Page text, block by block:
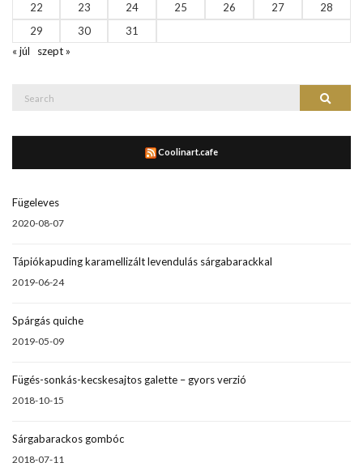
22
23 24 25 26 27
28
29
30
31
« júl
szept »
Search
Search
Coolinart.cafe
Fügeleves
2020-08-07
Tápiókapuding karamellizált levendulás sárgabarackkal
2019-06-24
Spárgás quiche
2019-05-09
Fügés-sonkás-kecskesajtos galette – gyors verzió
2018-10-15
Sárgabarackos gombóc
2018-07-11